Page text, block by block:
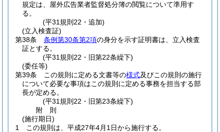
規定は、屋外広告業者監督処分簿の閲覧について準用す
る。
(平31規則22・追加)
(立入検査証)
第38条
条例第30条第2項の身分を示す証明書は、立入検査
証とする。
(平31規則22・旧第22条繰下)
(委任等)
第39条
この規則に定める文書等の様式及びこの規則の施行
について必要な事項はこの規則に定める事務を担当する部
長が定める。
(平31規則22・旧第23条繰下)
附 則
(施行期日)
1
この規則は、平成27年4月1日から施行する。